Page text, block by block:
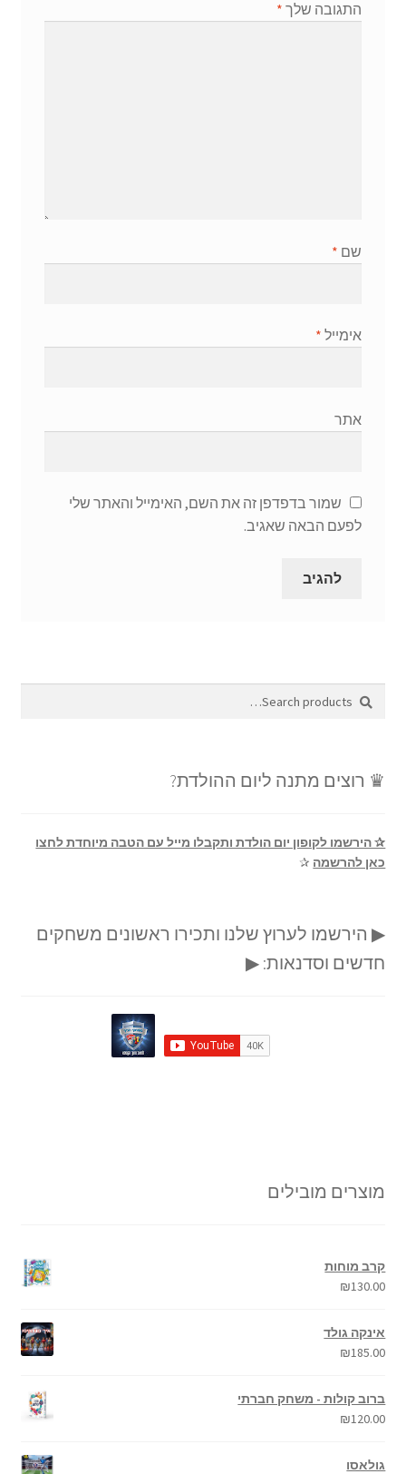
התגובה שלך *
שם *
אימייל *
אתר
שמור בדפדפן זה את השם, האימייל והאתר שלי
לפעם הבאה שאגיב.
Search
for:
Search
♛ רוצים מתנה ליום ההולדת?
✰ הירשמו לקופון יום הולדת ותקבלו מייל עם הטבה מיוחדת לחצו
כאן להרשמה ✰
▶ הירשמו לערוץ שלנו ותכירו ראשונים משחקים
חדשים וסדנאות: ▶
מוצרים מובילים
קרב מוחות
₪130.00
אינקה גולד
₪185.00
ברוב קולות - משחק חברתי
₪120.00
גולאסו